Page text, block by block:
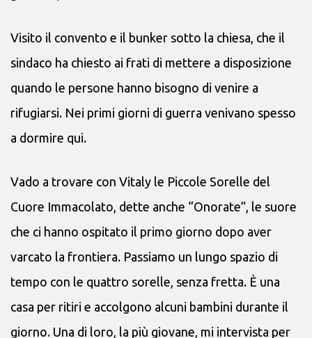
Visito il convento e il bunker sotto la chiesa, che il
sindaco ha chiesto ai frati di mettere a disposizione
quando le persone hanno bisogno di venire a
rifugiarsi. Nei primi giorni di guerra venivano spesso
a dormire qui.
Vado a trovare con Vitaly le Piccole Sorelle del
Cuore Immacolato, dette anche “Onorate”, le suore
che ci hanno ospitato il primo giorno dopo aver
varcato la frontiera. Passiamo un lungo spazio di
tempo con le quattro sorelle, senza fretta. È una
casa per ritiri e accolgono alcuni bambini durante il
giorno. Una di loro, la più giovane, mi intervista per